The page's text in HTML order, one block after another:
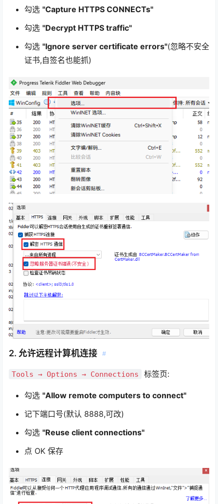
勾选 "Capture HTTPS CONNECTs"
勾选 "Decrypt HTTPS traffic"
勾选 "Ignore server certificate errors"(忽略不安全
证书,自签名也能抓)
2. 允许远程计算机连接 #
Tools → Options → Connections 标签页:
勾选 "Allow remote computers to connect"
记下端口号(默认 8888,可改)
勾选 "Reuse client connections"
点 OK 保存